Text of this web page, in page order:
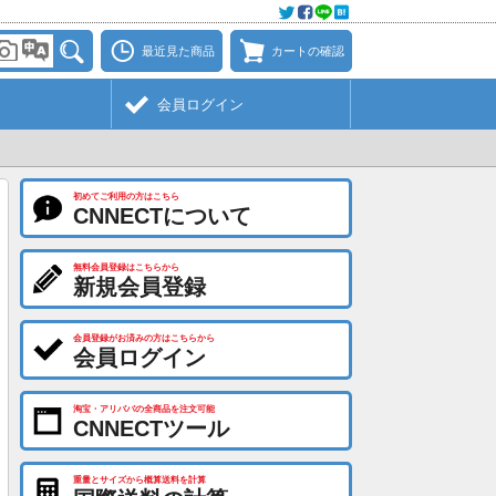
最近見た商品 カートの確認
会員ログイン
初めてご利用の方はこちら
CNNECTについて
無料会員登録はこちらから
新規会員登録
会員登録がお済みの方はこちらから
会員ログイン
淘宝・アリババの全商品を注文可能
CNNECTツール
重量とサイズから概算送料を計算